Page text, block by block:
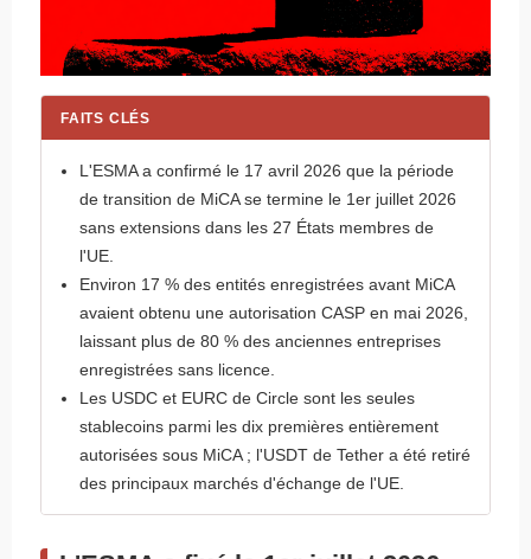
FAITS CLÉS
L'ESMA a confirmé le 17 avril 2026 que la période
de transition de MiCA se termine le 1er juillet 2026
sans extensions dans les 27 États membres de
l'UE.
Environ 17 % des entités enregistrées avant MiCA
avaient obtenu une autorisation CASP en mai 2026,
laissant plus de 80 % des anciennes entreprises
enregistrées sans licence.
Les USDC et EURC de Circle sont les seules
stablecoins parmi les dix premières entièrement
autorisées sous MiCA ; l'USDT de Tether a été retiré
des principaux marchés d'échange de l'UE.